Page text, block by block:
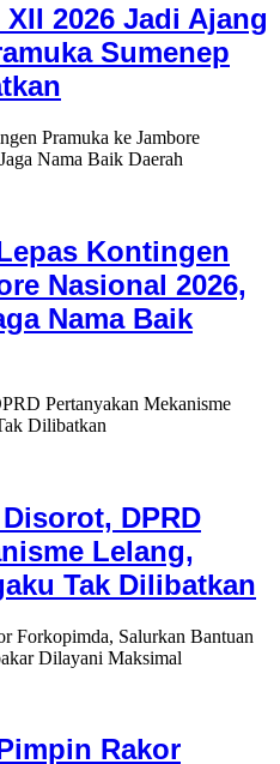
2026 Jadi Ajang
Sumenep
Kontingen
Nasional 2026,
Nama Baik
DPRD
Lelang,
Tak Dilibatkan
Rakor